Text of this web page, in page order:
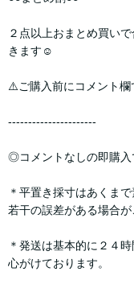
２点以上おまとめ買い
きます☺︎
⚠️ご購入前にコメント欄
----------------------
◎コメントなしの即購
＊平置き採寸はあくま
若干の誤差がある場合が
＊発送は基本的に２４
心がけております。